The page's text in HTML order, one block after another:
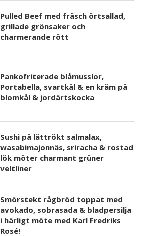
Pulled Beef med fräsch örtsallad,
grillade grönsaker och
charmerande rött
Pankofriterade blåmusslor,
Portabella, svartkål & en kräm på
blomkål & jordärtskocka
Sushi på lättrökt salmalax,
wasabimajonnäs, sriracha & rostad
lök möter charmant grüner
veltliner
Smörstekt rågbröd toppat med
avokado, sobrasada & bladpersilja
i härligt möte med Karl Fredriks
Rosé!